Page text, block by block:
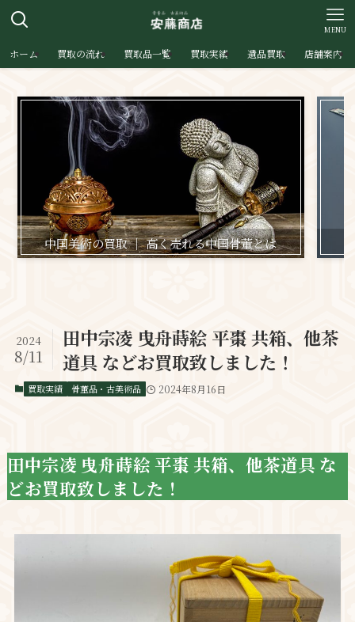
MENU
ホーム 買取の流れ 買取品一覧 買取実績 遺品買取 店舗案内
中国美術の買取 ｜ 高く売れる中国骨董とは
田中宗凌 曳舟蒔絵 平棗 共箱、他茶
道具 などお買取致しました！
2024
8/11
買取実績 骨董品・古美術品 2024年8月16日
田中宗凌 曳舟蒔絵 平棗 共箱、他茶道具 な
どお買取致しました！